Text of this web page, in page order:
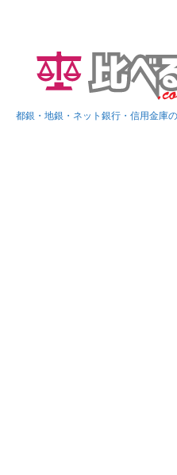
都銀・地銀・ネット銀行・信用金庫